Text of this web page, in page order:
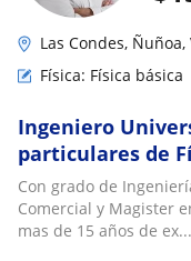
Las Condes,
Física: Física básica
Ingeniero
particulares de
educación media
Con grado de
Comercial y Magister
mas de 15 años de ex...